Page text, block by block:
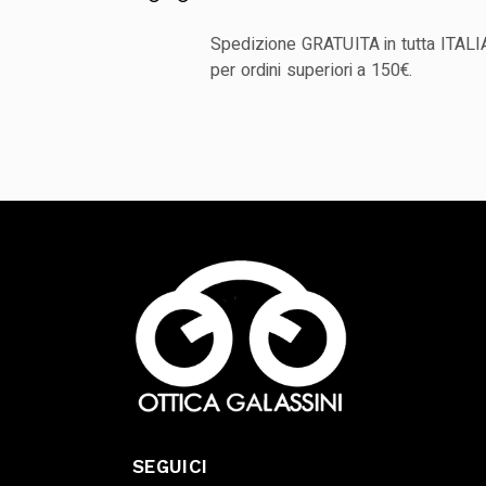
Spedizione GRATUITA in tutta
per ordini superiori a 150€.
SEGUICI